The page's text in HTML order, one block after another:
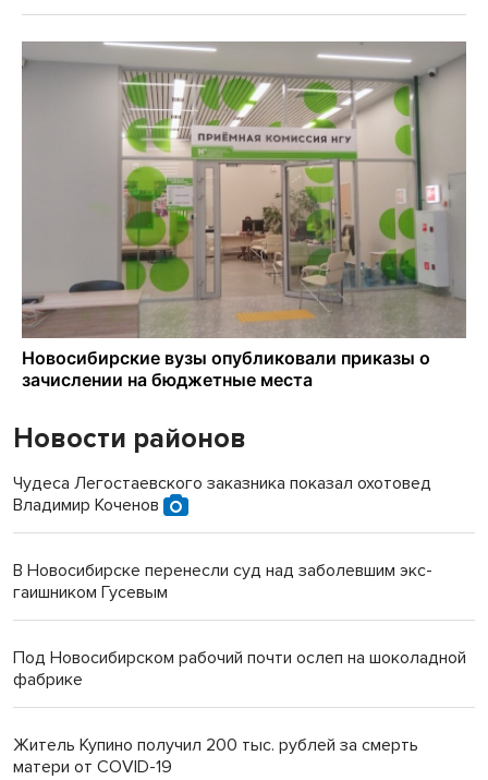
Новости районов
Чудеса Легостаевского заказника показал охотовед
Владимир Коченов
В Новосибирске перенесли суд над заболевшим экс-
гаишником Гусевым
Под Новосибирском рабочий почти ослеп на шоколадной
фабрике
Житель Купино получил 200 тыс. рублей за смерть
матери от COVID-19